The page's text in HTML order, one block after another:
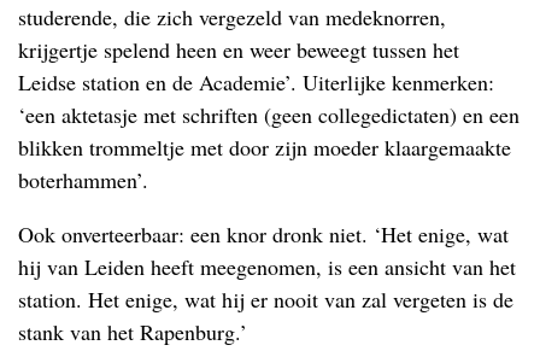
studerende, die zich vergezeld van medeknorren,
krijgertje spelend heen en weer beweegt tussen het
Leidse station en de Academie’. Uiterlijke kenmerken:
‘een aktetasje met schriften (geen collegedictaten) en een
blikken trommeltje met door zijn moeder klaargemaakte
boterhammen’.
Ook onverteerbaar: een knor dronk niet. ‘Het enige, wat
hij van Leiden heeft meegenomen, is een ansicht van het
station. Het enige, wat hij er nooit van zal vergeten is de
stank van het Rapenburg.’